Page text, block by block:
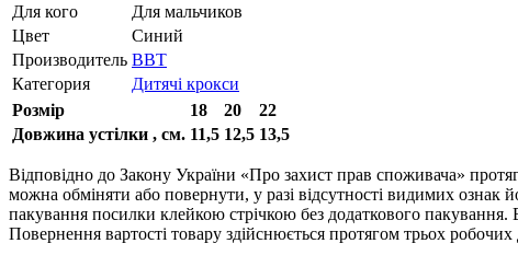
Для кого
Для мальчиков
Цвет
Синий
Производитель BBT
Категория
Дитячі крокси
Розмір
18 20
22
Довжина устілки , см. 11,5 12,5 13,5
Відповідно до Закону України «Про захист прав споживача»
можна обміняти або повернути, у разі відсутності видимих ​​ознак
пакування посилки клейкою стрічкою без додаткового пакування.
Повернення вартості товару здійснюється протягом трьох